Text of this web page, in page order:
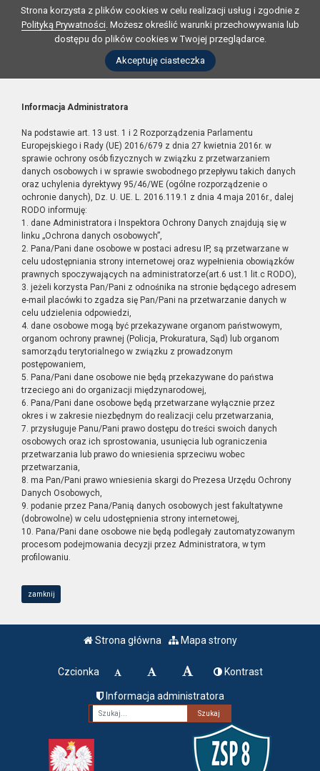
Strona korzysta z plików cookies w celu realizacji usług i zgodnie z
Polityką Prywatności. Możesz określić warunki przechowywania lub
dostępu do plików cookies w Twojej przeglądarce.
Akceptuję ciasteczka
Informacja Administratora
Na podstawie art. 13 ust. 1 i 2 Rozporządzenia Parlamentu
Europejskiego i Rady (UE) 2016/679 z dnia 27 kwietnia 2016r. w
sprawie ochrony osób fizycznych w związku z przetwarzaniem
danych osobowych i w sprawie swobodnego przepływu takich danych
oraz uchylenia dyrektywy 95/46/WE (ogólne rozporządzenie o
ochronie danych), Dz. U. UE. L. 2016.119.1 z dnia 4 maja 2016r., dalej
RODO informuję:
1. dane Administratora i Inspektora Ochrony Danych znajdują się w
linku „Ochrona danych osobowych”,
2. Pana/Pani dane osobowe w postaci adresu IP, są przetwarzane w
celu udostępniania strony internetowej oraz wypełnienia obowiązków
prawnych spoczywających na administratorze(art.6 ust.1 lit.c RODO),
3. jeżeli korzysta Pan/Pani z odnośnika na stronie będącego adresem
e-mail placówki to zgadza się Pan/Pani na przetwarzanie danych w
celu udzielenia odpowiedzi,
4. dane osobowe mogą być przekazywane organom państwowym,
organom ochrony prawnej (Policja, Prokuratura, Sąd) lub organom
samorządu terytorialnego w związku z prowadzonym
postępowaniem,
5. Pana/Pani dane osobowe nie będą przekazywane do państwa
trzeciego ani do organizacji międzynarodowej,
6. Pana/Pani dane osobowe będą przetwarzane wyłącznie przez
okres i w zakresie niezbędnym do realizacji celu przetwarzania,
7. przysługuje Panu/Pani prawo dostępu do treści swoich danych
osobowych oraz ich sprostowania, usunięcia lub ograniczenia
przetwarzania lub prawo do wniesienia sprzeciwu wobec
przetwarzania,
8. ma Pan/Pani prawo wniesienia skargi do Prezesa Urzędu Ochrony
Danych Osobowych,
9. podanie przez Pana/Panią danych osobowych jest fakultatywne
(dobrowolne) w celu udostępnienia strony internetowej,
10. Pana/Pani dane osobowe nie będą podlegały zautomatyzowanym
procesom podejmowania decyzji przez Administratora, w tym
profilowaniu.
zamknij
Strona główna Mapa strony
Czcionka Kontrast
Informacja administratora
Fraza